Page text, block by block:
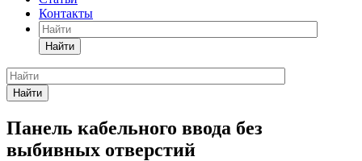
Контакты
Найти
Найти
Панель кабельного ввода без
выбивных отверстий